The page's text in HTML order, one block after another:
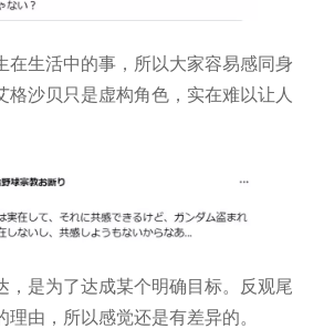
在生活中的事，所以大家容易感同身
格沙贝只是虚构角色，实在难以让人
，是为了达成某个明确目标。反观尾
由，所以感觉还是有差异的。